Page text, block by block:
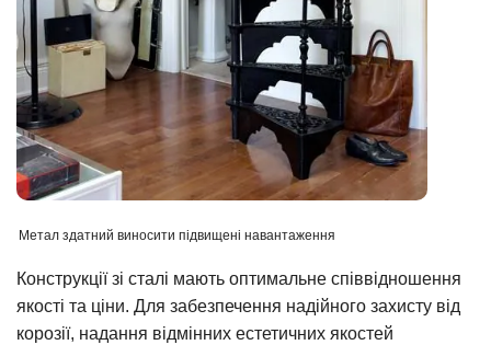
Метал здатний виносити підвищені навантаження
Конструкції зі сталі мають оптимальне співвідношення
якості та ціни. Для забезпечення надійного захисту від
корозії, надання відмінних естетичних якостей